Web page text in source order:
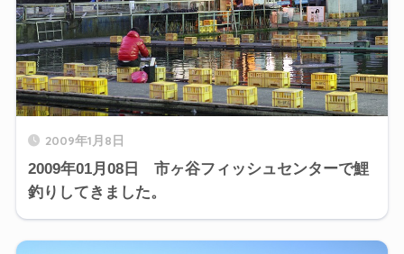
2009年1月8日
2009年01月08日 市ヶ谷フィッシュセンターで鯉
釣りしてきました。